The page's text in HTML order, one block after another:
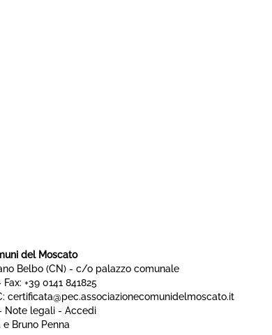
del Moscato
Belbo (CN) - c/o palazzo comunale
+39 0141 841825
certificata@pec.associazionecomunidelmoscato.it
Note legali- Accedi
e Bruno Penna